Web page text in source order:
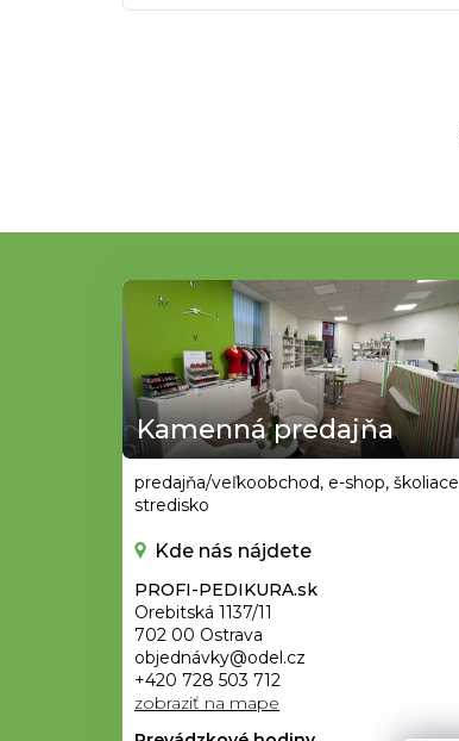
Kamenná predajňa
predajňa/veľkoobchod, e-shop, školiace
stredisko
Kde nás nájdete
PROFI-PEDIKURA.sk
Orebitská 1137/11
702 00 Ostrava
objednávky@odel.cz
+420 728 503 712
zobraziť na mape